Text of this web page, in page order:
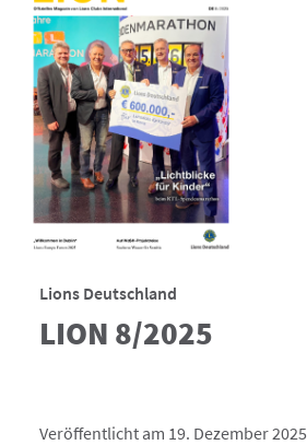
Lions Deutschland
LION 8/2025
Veröffentlicht am 19. Dezember 2025